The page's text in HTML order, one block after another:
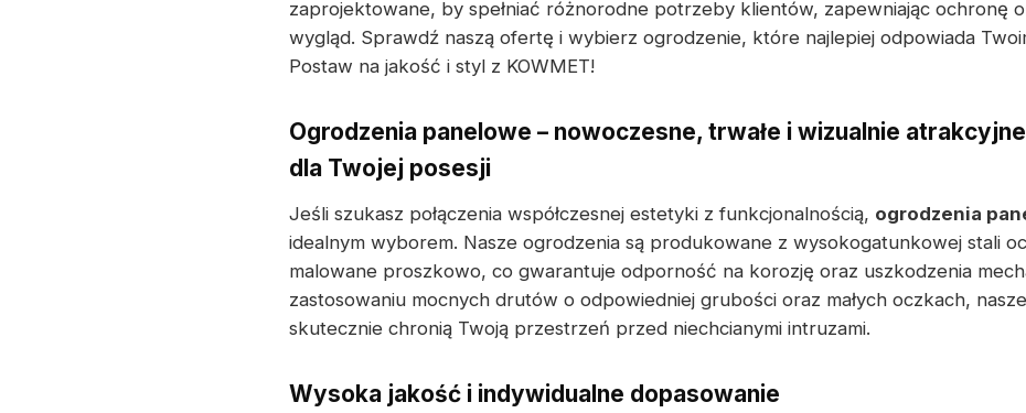
zaprojektowane, by spełniać różnorodne potrzeby klientów, zapewniając ochronę
wygląd. Sprawdź naszą ofertę i wybierz ogrodzenie, które najlepiej odpowiada
Postaw na jakość i styl z KOWMET!
Ogrodzenia panelowe – nowoczesne, trwałe i wizualnie
dla Twojej posesji
Jeśli szukasz połączenia współczesnej estetyki z funkcjonalnością, ogrodzenia
idealnym wyborem. Nasze ogrodzenia są produkowane z wysokogatunkowej stali
malowane proszkowo, co gwarantuje odporność na korozję oraz uszkodzenia
zastosowaniu mocnych drutów o odpowiedniej grubości oraz małych oczkach,
skutecznie chronią Twoją przestrzeń przed niechcianymi intruzami.
Wysoka jakość i indywidualne dopasowanie